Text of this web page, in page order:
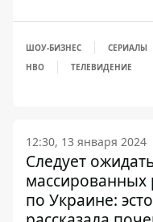
ШОУ-БИЗНЕС СЕРИАЛЫ
HBO
ТЕЛЕВИДЕНИЕ
12:30, 13 января 2024
Следует
массированных
по Украине: